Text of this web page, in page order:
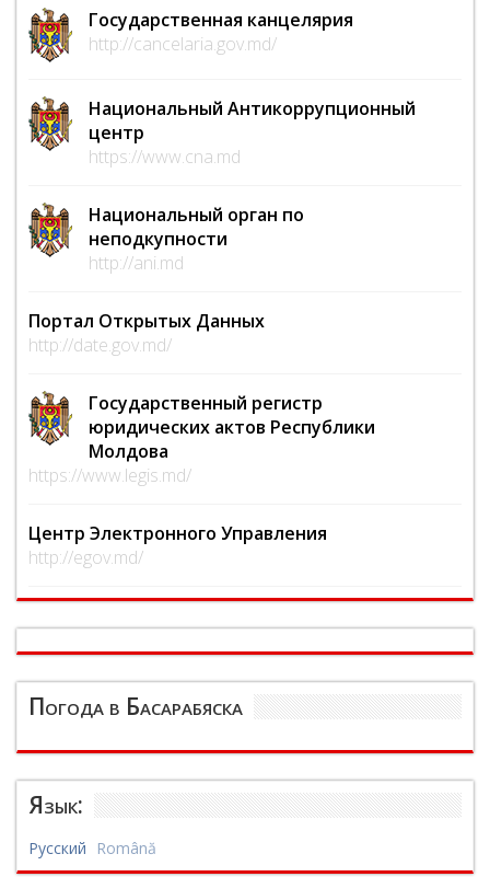
Государственная канцелярия
http://cancelaria.gov.md/
Национальный Антикоррупционный
центр
https://www.cna.md
Национальный орган по
неподкупности
http://ani.md
Портал Открытых Данных
http://date.gov.md/
Государственный регистр
юридических актов Республики
Молдова
https://www.legis.md/
Центр Электронного Управления
http://egov.md/
Погода в Басарабяска
Язык:
Русский Română